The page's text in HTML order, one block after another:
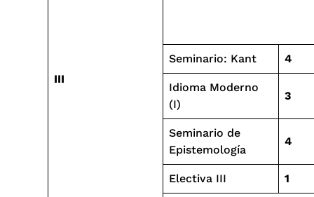
III
Seminario: Kant 4
Idioma Moderno
(I)
3
Seminario de
Epistemología
4
Electiva III 1